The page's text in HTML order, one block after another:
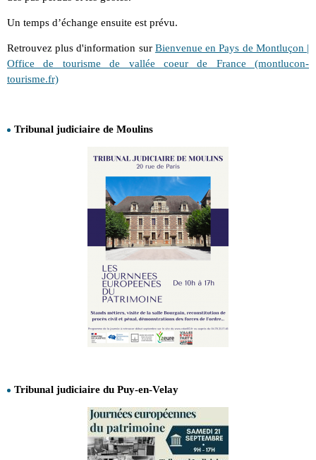
Un temps d’échange ensuite est prévu.
Retrouvez plus d'information sur Bienvenue en Pays de Montluçon |
Office de tourisme de vallée coeur de France (montlucon-
tourisme.fr)
Tribunal judiciaire de Moulins
Tribunal judiciaire du Puy-en-Velay